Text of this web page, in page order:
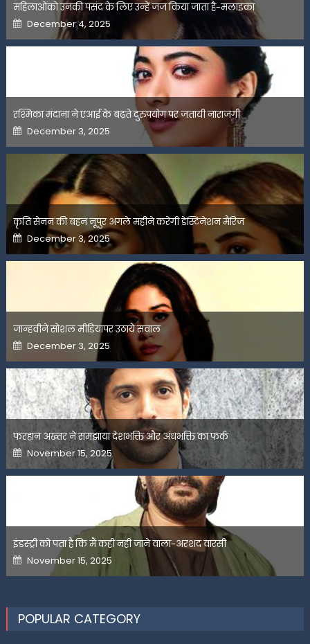
महिलाओंको उनकी पसंद के लिए उन्हें जज किया जाता है-मलाइका
Posted
on
December 4, 2025
रश्मिका मंदाना ने एआई के बढ़ते दुरुपयोग पर जतायी नाराजगी
Posted
on
December 3, 2025
कृति सेनन की बहन नूपुर अगले महीने करेंगी डेस्टिनेशन मैरिज
Posted
on
December 3, 2025
जान्हवीने सोशल मीडियापर उठाये सवाल
Posted
on
December 3, 2025
फरहान अख्तर ने समझाया देशभक्ति और अंधभक्ति का फर्क
Posted
on
November 15, 2025
इंडस्ट्री को पता है कि मैं कहीं नहीं जाने वाला-अरशद वारसी
Posted
on
November 15, 2025
POPULAR CATEGORY